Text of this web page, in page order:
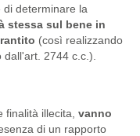
di determinare la
stessa sul bene in
(così realizzando
2744 c.c.).
illecita, vanno
di un rapporto